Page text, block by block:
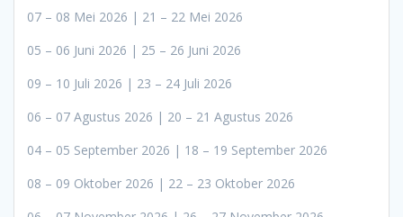
07 – 08 Mei 2026 | 21 – 22 Mei 2026
05 – 06 Juni 2026 | 25 – 26 Juni 2026
09 – 10 Juli 2026 | 23 – 24 Juli 2026
06 – 07 Agustus 2026 | 20 – 21 Agustus 2026
04 – 05 September 2026 | 18 – 19 September 2026
08 – 09 Oktober 2026 | 22 – 23 Oktober 2026